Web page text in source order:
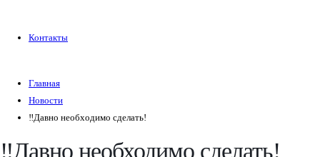
Контакты
Главная
Новости
‼️Давно необходимо сделать!
‼️Давно необходимо сделать!